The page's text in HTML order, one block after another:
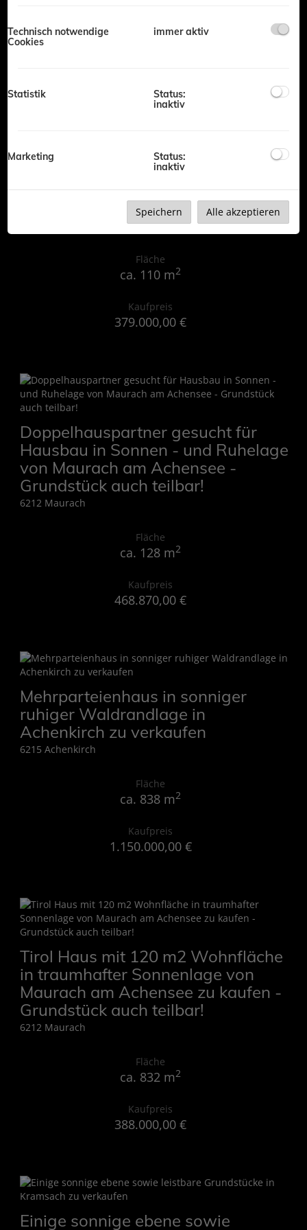
ca. 90 m
Stadtvilla in Massivbauweise zu
verkaufen - Grundstück bereits
Fläche
ca. 110 m2
Kaufpreis
379.000,00 €
Doppelhauspartner gesucht für
Hausbau in Sonnen - und Ruhelage
von Maurach am Achensee -
Grundstück auch teilbar!
6212 Maurach
Fläche
ca. 128 m2
Kaufpreis
468.870,00 €
Mehrparteienhaus in sonniger
ruhiger Waldrandlage in
Achenkirch zu verkaufen
6215 Achenkirch
Fläche
ca. 838 m2
Kaufpreis
1.150.000,00 €
Tirol Haus mit 120 m2 Wohnfläche
in traumhafter Sonnenlage von
Maurach am Achensee zu kaufen -
Grundstück auch teilbar!
6212 Maurach
Fläche
ca. 832 m2
Kaufpreis
388.000,00 €
Einige sonnige ebene sowie
Technisch notwendige
Cookies
immer aktiv
Statistik
Status:
inaktiv
Marketing
Status:
inaktiv
Speichern Alle akzeptieren